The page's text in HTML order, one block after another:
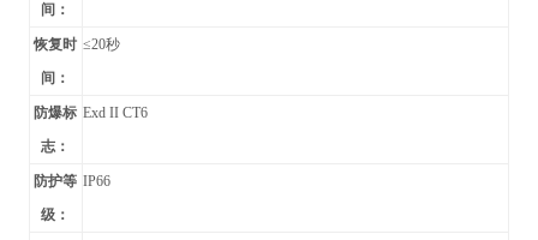
间：
恢复时
间：
≤20秒
防爆标
志：
Exd II CT6
防护等
级：
IP66